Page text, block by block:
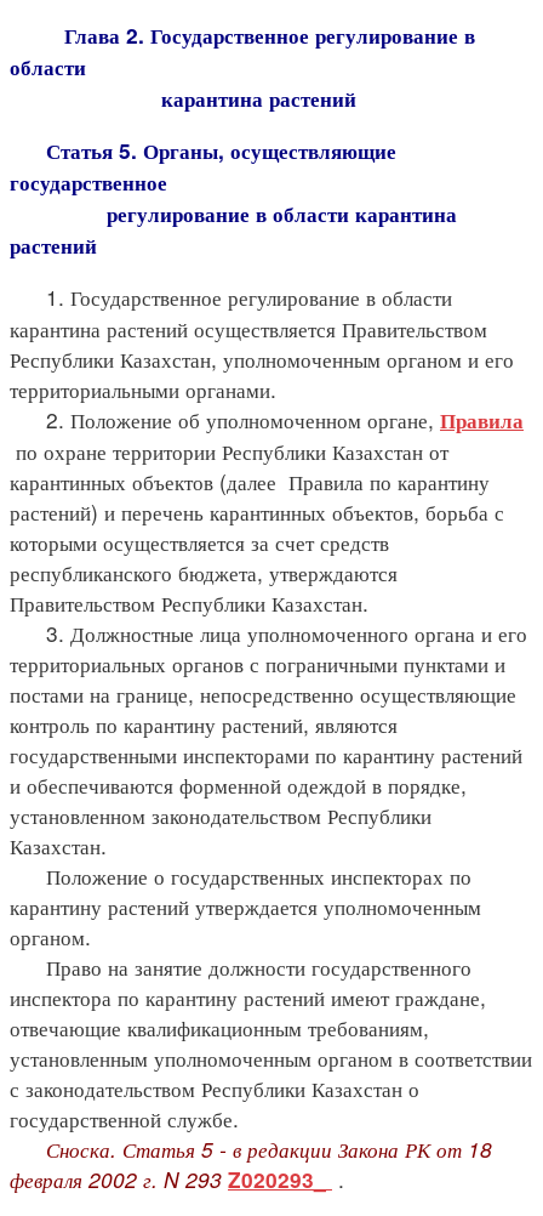
Глава 2. Государственное регулирование в
области
карантина растений
Статья 5. Органы, осуществляющие
государственное
регулирование в области карантина
растений
1. Государственное регулирование в области
карантина растений осуществляется Правительством
Республики Казахстан, уполномоченным органом и его
территориальными органами.
2. Положение об уполномоченном органе, Правила
по охране территории Республики Казахстан от
карантинных объектов (далее Правила по карантину
растений) и перечень карантинных объектов, борьба с
которыми осуществляется за счет средств
республиканского бюджета, утверждаются
Правительством Республики Казахстан.
3. Должностные лица уполномоченного органа и его
территориальных органов с пограничными пунктами и
постами на границе, непосредственно осуществляющие
контроль по карантину растений, являются
государственными инспекторами по карантину растений
и обеспечиваются форменной одеждой в порядке,
установленном законодательством Республики
Казахстан.
Положение о государственных инспекторах по
карантину растений утверждается уполномоченным
органом.
Право на занятие должности государственного
инспектора по карантину растений имеют граждане,
отвечающие квалификационным требованиям,
установленным уполномоченным органом в соответствии
с законодательством Республики Казахстан о
государственной службе.
Сноска. Статья 5 - в редакции Закона РК от 18
февраля 2002 г. N 293 Z020293_ .